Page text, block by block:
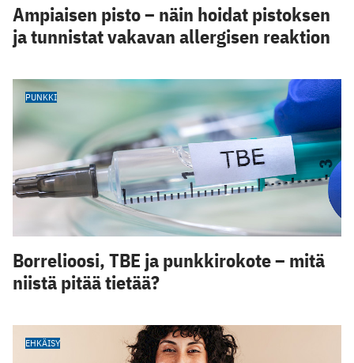
Ampiaisen pisto – näin hoidat pistoksen
ja tunnistat vakavan allergisen reaktion
PUNKKI
Borrelioosi, TBE ja punkkirokote – mitä
niistä pitää tietää?
EHKÄISY